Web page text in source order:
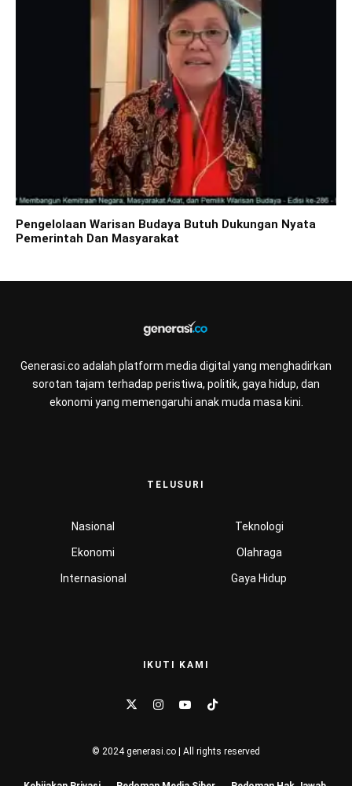
Pengelolaan Warisan Budaya Butuh Dukungan Nyata
Pemerintah Dan Masyarakat
Generasi.co adalah platform media digital yang menghadirkan
sorotan tajam terhadap peristiwa, politik, gaya hidup, dan
ekonomi yang memengaruhi anak muda masa kini.
TELUSURI
Nasional
Ekonomi
Internasional
Teknologi
Olahraga
Gaya Hidup
IKUTI KAMI
© 2024 generasi.co | All rights reserved